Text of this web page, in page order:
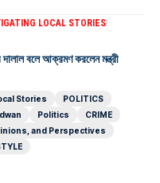
LOCAL STORIES
দালাল বলে আক্রমণ করলেন মন্ত্রী
Stories
POLITICS
Politics
CRIME
and Perspectives